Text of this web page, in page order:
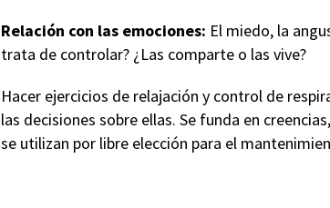
Relación con las emociones: El miedo, la
trata de controlar? ¿Las comparte o las vive?
Hacer ejercicios de relajación y control de
las decisiones sobre ellas. Se funda en
se utilizan por libre elección para el